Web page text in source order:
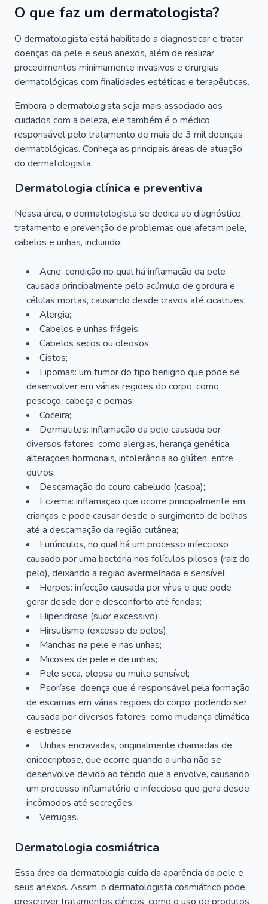
O que faz um dermatologista?
O dermatologista está habilitado a diagnosticar e tratar
doenças da pele e seus anexos, além de realizar
procedimentos minimamente invasivos e cirurgias
dermatológicas com finalidades estéticas e terapêuticas.
Embora o dermatologista seja mais associado aos
cuidados com a beleza, ele também é o médico
responsável pelo tratamento de mais de 3 mil doenças
dermatológicas. Conheça as principais áreas de atuação
do dermatologista:
Dermatologia clínica e preventiva
Nessa área, o dermatologista se dedica ao diagnóstico,
tratamento e prevenção de problemas que afetam pele,
cabelos e unhas, incluindo:
Acne: condição no qual há inflamação da pele
causada principalmente pelo acúmulo de gordura e
células mortas, causando desde cravos até cicatrizes;
Alergia;
Cabelos e unhas frágeis;
Cabelos secos ou oleosos;
Cistos;
Lipomas: um tumor do tipo benigno que pode se
desenvolver em várias regiões do corpo, como
pescoço, cabeça e pernas;
Coceira;
Dermatites: inflamação da pele causada por
diversos fatores, como alergias, herança genética,
alterações hormonais, intolerância ao glúten, entre
outros;
Descamação do couro cabeludo (caspa);
Eczema: inflamação que ocorre principalmente em
crianças e pode causar desde o surgimento de bolhas
até a descamação da região cutânea;
Furúnculos, no qual há um processo infeccioso
causado por uma bactéria nos folículos pilosos (raiz do
pelo), deixando a região avermelhada e sensível;
Herpes: infecção causada por vírus e que pode
gerar desde dor e desconforto até feridas;
Hiperidrose (suor excessivo);
Hirsutismo (excesso de pelos);
Manchas na pele e nas unhas;
Micoses de pele e de unhas;
Pele seca, oleosa ou muito sensível;
Psoríase: doença que é responsável pela formação
de escamas em várias regiões do corpo, podendo ser
causada por diversos fatores, como mudança climática
e estresse;
Unhas encravadas, originalmente chamadas de
onicocriptose, que ocorre quando a unha não se
desenvolve devido ao tecido que a envolve, causando
um processo inflamatório e infeccioso que gera desde
incômodos até secreções;
Verrugas.
Dermatologia cosmiátrica
Essa área da dermatologia cuida da aparência da pele e
seus anexos. Assim, o dermatologista cosmiátrico pode